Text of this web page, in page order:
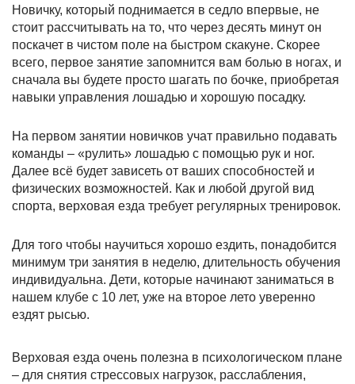
Новичку, который поднимается в седло впервые, не
стоит рассчитывать на то, что через десять минут он
поскачет в чистом поле на быстром скакуне. Скорее
всего, первое занятие запомнится вам болью в ногах, и
сначала вы будете просто шагать по бочке, приобретая
навыки управления лошадью и хорошую посадку.
На первом занятии новичков учат правильно подавать
команды – «рулить» лошадью с помощью рук и ног.
Далее всё будет зависеть от ваших способностей и
физических возможностей. Как и любой другой вид
спорта, верховая езда требует регулярных тренировок.
Для того чтобы научиться хорошо ездить, понадобится
минимум три занятия в неделю, длительность обучения
индивидуальна. Дети, которые начинают заниматься в
нашем клубе с 10 лет, уже на второе лето уверенно
ездят рысью.
Верховая езда очень полезна в психологическом плане
– для снятия стрессовых нагрузок, расслабления,